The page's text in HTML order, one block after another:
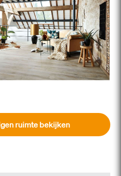
ruimte bekijken